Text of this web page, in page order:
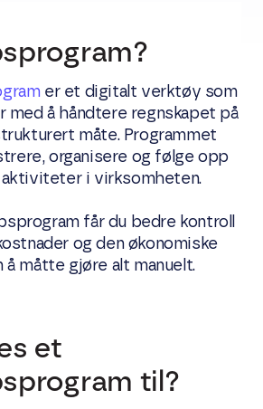
er et digitalt verktøy som
med å håndtere regnskapet på
måte. Programmet
organisere og følge opp
aktiviteter i virksomheten.
får du bedre kontroll
og den økonomiske
å måtte gjøre alt manuelt.
et
til?